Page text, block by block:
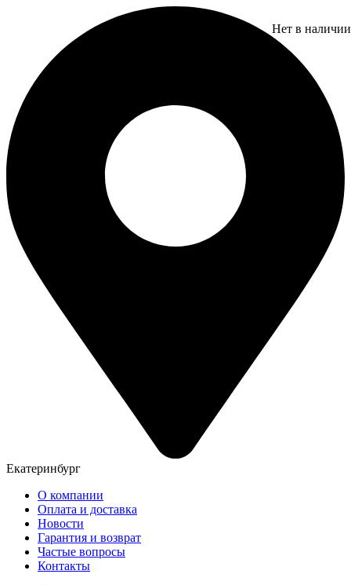
содержимому
Екатеринбург
О компании
Оплата и доставка
Новости
Гарантия и возврат
Частые вопросы
Контакты
Нет в наличии